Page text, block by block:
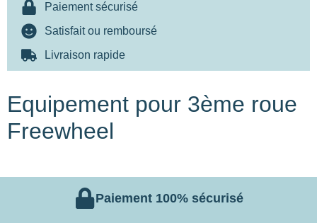
Paiement sécurisé
Satisfait ou remboursé
Livraison rapide
Equipement pour 3ème roue
Freewheel
Paiement 100% sécurisé